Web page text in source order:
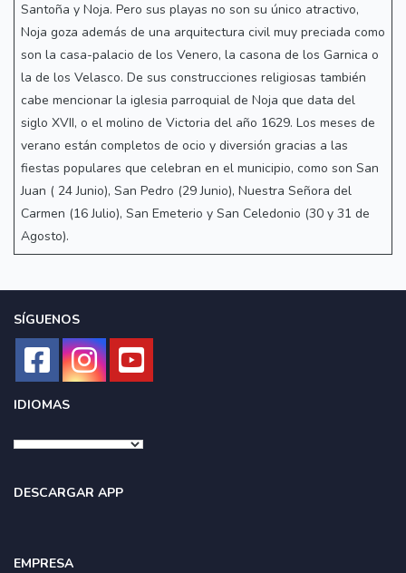
Santoña y Noja. Pero sus playas no son su único atractivo,
Noja goza además de una arquitectura civil muy preciada como
son la casa-palacio de los Venero, la casona de los Garnica o
la de los Velasco. De sus construcciones religiosas también
cabe mencionar la iglesia parroquial de Noja que data del
siglo XVII, o el molino de Victoria del año 1629. Los meses de
verano están completos de ocio y diversión gracias a las
fiestas populares que celebran en el municipio, como son San
Juan ( 24 Junio), San Pedro (29 Junio), Nuestra Señora del
Carmen (16 Julio), San Emeterio y San Celedonio (30 y 31 de
Agosto).
SÍGUENOS
IDIOMAS
DESCARGAR APP
EMPRESA